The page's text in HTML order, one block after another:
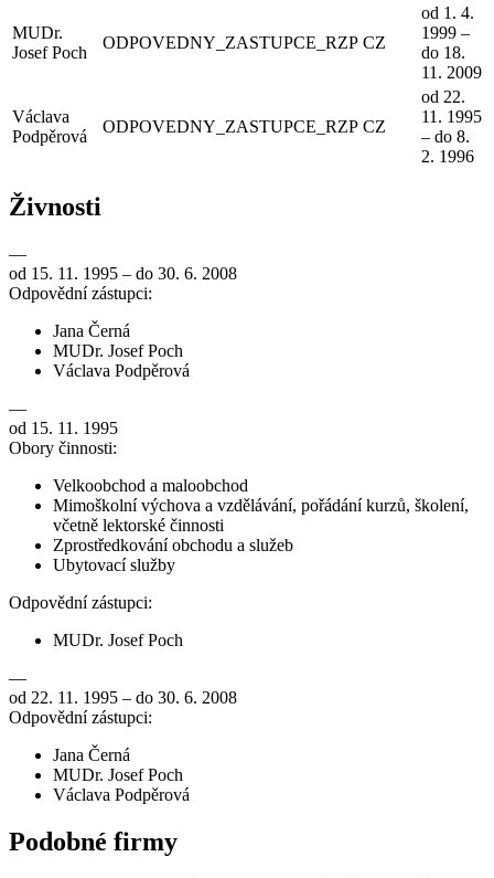
MUDr.
Josef Poch
ODPOVEDNY_ZASTUPCE_RZP CZ
od 1. 4.
1999 –
do 18.
11. 2009
Václava
Podpěrová
ODPOVEDNY_ZASTUPCE_RZP CZ
od 22.
11. 1995
– do 8.
2. 1996
Živnosti
—
od 15. 11. 1995 – do 30. 6. 2008
Odpovědní zástupci:
Jana Černá
MUDr. Josef Poch
Václava Podpěrová
—
od 15. 11. 1995
Obory činnosti:
Velkoobchod a maloobchod
Mimoškolní výchova a vzdělávání, pořádání kurzů, školení,
včetně lektorské činnosti
Zprostředkování obchodu a služeb
Ubytovací služby
Odpovědní zástupci:
MUDr. Josef Poch
—
od 22. 11. 1995 – do 30. 6. 2008
Odpovědní zástupci:
Jana Černá
MUDr. Josef Poch
Václava Podpěrová
Podobné firmy